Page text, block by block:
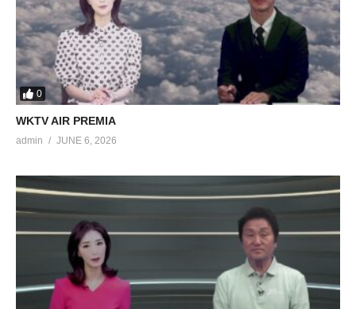
0
WKTV AIR PREMIA
admin JUNE 6, 2026